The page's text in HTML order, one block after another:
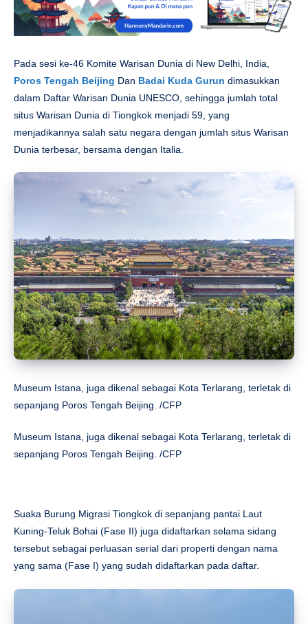
Pada sesi ke-46 Komite Warisan Dunia di New Delhi, India,
Poros Tengah Beijing Dan Badai Kuda Gurun dimasukkan
dalam Daftar Warisan Dunia UNESCO, sehingga jumlah total
situs Warisan Dunia di Tiongkok menjadi 59, yang
menjadikannya salah satu negara dengan jumlah situs Warisan
Dunia terbesar, bersama dengan Italia.
Museum Istana, juga dikenal sebagai Kota Terlarang, terletak di
sepanjang Poros Tengah Beijing. /CFP
Museum Istana, juga dikenal sebagai Kota Terlarang, terletak di
sepanjang Poros Tengah Beijing. /CFP
Suaka Burung Migrasi Tiongkok di sepanjang pantai Laut
Kuning-Teluk Bohai (Fase II) juga didaftarkan selama sidang
tersebut sebagai perluasan serial dari properti dengan nama
yang sama (Fase I) yang sudah didaftarkan pada daftar.